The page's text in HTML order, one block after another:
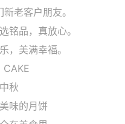
老客户朋友。
品，真放心。
美满幸福。
秋
味的月饼